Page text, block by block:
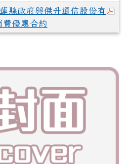
縣政府與傑升通信股份有
費優惠合約